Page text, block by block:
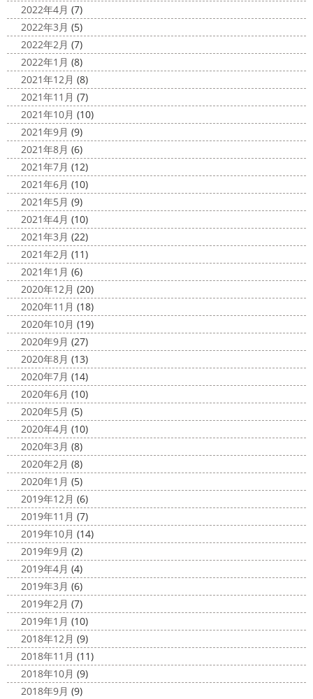
2022年4月 (7)
2022年3月 (5)
2022年2月 (7)
2022年1月 (8)
2021年12月 (8)
2021年11月 (7)
2021年10月 (10)
2021年9月 (9)
2021年8月 (6)
2021年7月 (12)
2021年6月 (10)
2021年5月 (9)
2021年4月 (10)
2021年3月 (22)
2021年2月 (11)
2021年1月 (6)
2020年12月 (20)
2020年11月 (18)
2020年10月 (19)
2020年9月 (27)
2020年8月 (13)
2020年7月 (14)
2020年6月 (10)
2020年5月 (5)
2020年4月 (10)
2020年3月 (8)
2020年2月 (8)
2020年1月 (5)
2019年12月 (6)
2019年11月 (7)
2019年10月 (14)
2019年9月 (2)
2019年4月 (4)
2019年3月 (6)
2019年2月 (7)
2019年1月 (10)
2018年12月 (9)
2018年11月 (11)
2018年10月 (9)
2018年9月 (9)